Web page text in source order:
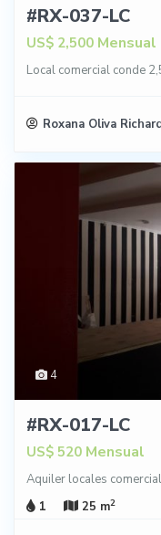
#RX-037-LC
US$ 2,500 Mensual
Local comercial conde
Roxana Oliva
4
#RX-017-LC
US$ 520 Mensual
Aquiler locales
1
25 m2